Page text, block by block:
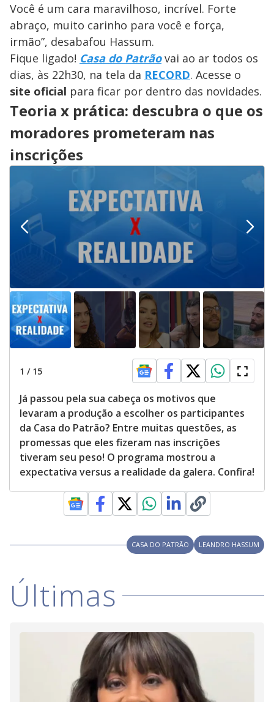
Você é um cara maravilhoso, incrível. Forte
abraço, muito carinho para você e força,
irmão”, desabafou Hassum.
Fique ligado! Casa do Patrãovai ao ar todos os
dias, às 22h30, na tela da RECORD. Acesse o
site oficial para ficar por dentro das novidades.
Teoria x prática: descubra o que os
moradores prometeram nas
inscrições
1 / 15
Já passou pela sua cabeça os motivos que
levaram a produção a escolher os participantes
da Casa do Patrão? Entre muitas questões, as
promessas que eles fizeram nas inscrições
tiveram seu peso! O programa mostrou a
expectativa versus a realidade da galera. Confira!
CASA DO PATRÃO LEANDRO HASSUM
Últimas